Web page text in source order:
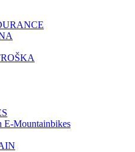
E-Mountainbikes